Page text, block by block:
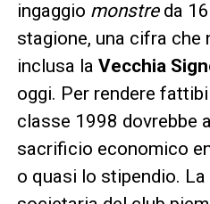
ingaggio monstreda 16
stagione, una cifra che
inclusa la Vecchia
oggi. Per rendere
classe 1998 dovrebbe
sacrificio economico
o quasi lo stipendio.